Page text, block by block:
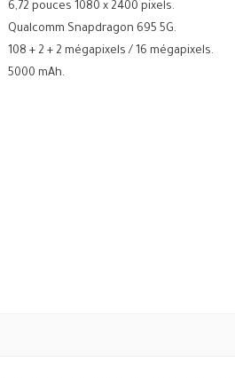
6,72 pouces 1080 x 2400 pixels.
Qualcomm Snapdragon 695 5G.
108 + 2 + 2 mégapixels / 16 mégapixels.
5000 mAh.